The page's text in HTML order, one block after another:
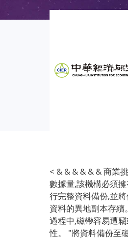
< & & & & & & 商業
數據量,該機構必須
行完整資料備份,並
資料的異地副本存
過程中,磁帶容易遭
性。 "將資料備份至